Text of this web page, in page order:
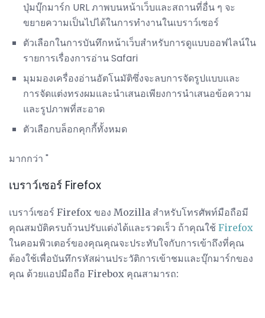
ปุ่มบุ๊กมาร์ก URL ภาพบนหน้าเว็บและสถานที่อื่น ๆ จะ
ขยายความเป็นไปได้ในการทำงานในเบราว์เซอร์
ตัวเลือกในการบันทึกหน้าเว็บสำหรับการดูแบบออฟไลน์ใน
รายการเรื่องการอ่าน Safari
มุมมองเครื่องอ่านอัตโนมัติซึ่งจะลบการจัดรูปแบบและ
การจัดแต่งทรงผมและนำเสนอเพียงการนำเสนอข้อความ
และรูปภาพที่สะอาด
ตัวเลือกบล็อกคุกกี้ทั้งหมด
มากกว่า "
เบราว์เซอร์ Firefox
เบราว์เซอร์ Firefox ของ Mozilla สำหรับโทรศัพท์มือถือมี
คุณสมบัติครบถ้วนปรับแต่งได้และรวดเร็ว ถ้าคุณใช้ Firefox
ในคอมพิวเตอร์ของคุณคุณจะประทับใจกับการเข้าถึงที่คุณ
ต้องใช้เพื่อบันทึกรหัสผ่านประวัติการเข้าชมและบุ๊กมาร์กของ
คุณ ด้วยแอปมือถือ Firebox คุณสามารถ: